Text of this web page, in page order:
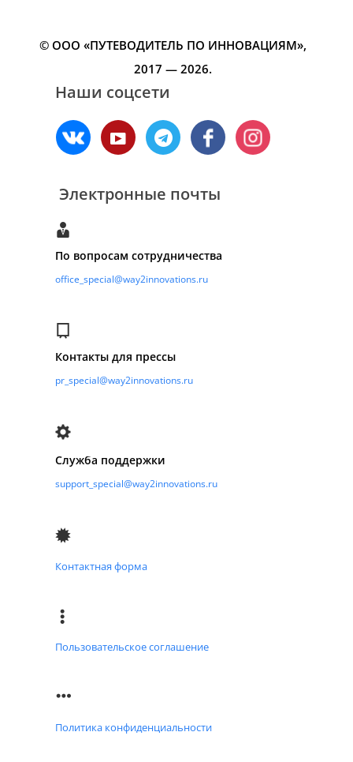
© ООО «ПУТЕВОДИТЕЛЬ ПО ИННОВАЦИЯМ»‎,
2017 — 2026.
Наши соцсети
Электронные почты
По вопросам сотрудничества
office_special@way2innovations.ru
Контакты для прессы
pr_special@way2innovations.ru
Служба поддержки
support_special@way2innovations.ru
Контактная форма
Пользовательское соглашение
Политика конфиденциальности